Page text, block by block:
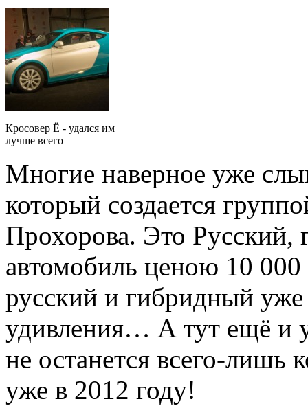
Кросовер Ё - удался им
лучше всего
Многие наверное уже
который создается
Прохорова. Это Русский,
автомобиль ценою 10
русский и гибридный уже
удивления… А тут ещё и
не останется всего-лишь
уже в 2012 году!